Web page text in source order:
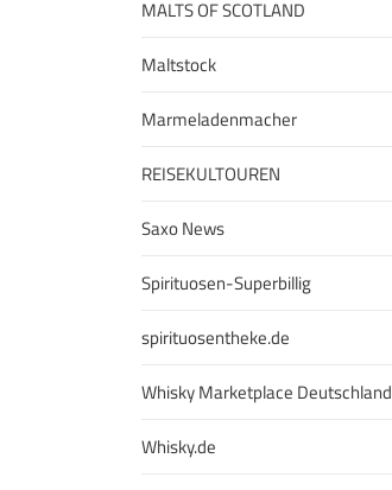
MALTS OF SCOTLAND
Maltstock
Marmeladenmacher
REISEKULTOUREN
Saxo News
Spirituosen-Superbillig
spirituosentheke.de
Whisky Marketplace Deutschland
Whisky.de